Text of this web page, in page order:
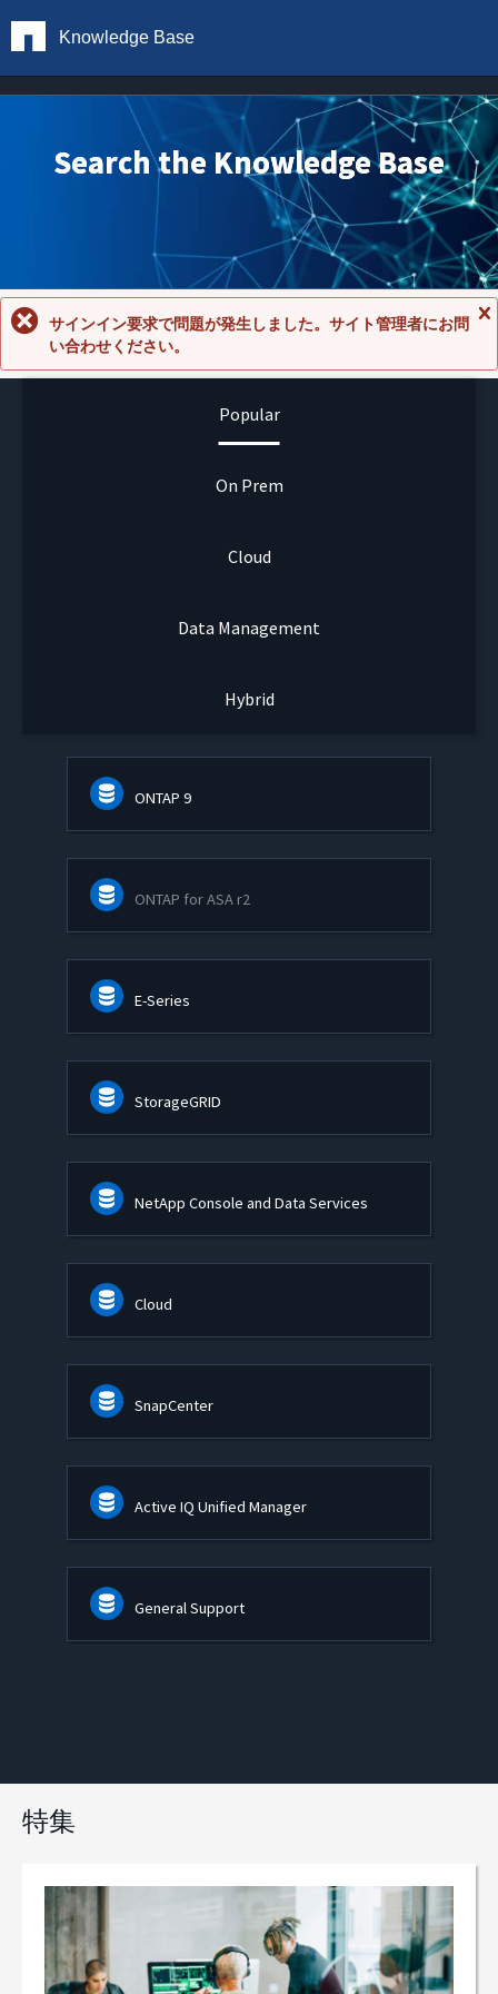
Knowledge Base
Search the Knowledge Base
セ
サインイン要求で問題が発生しました。サイト管理者にお問
い合わせください。
Popular
On Prem
Cloud
Data Management
Hybrid
ONTAP 9
ONTAP for ASA r2
E-Series
StorageGRID
NetApp Console and Data Services
Cloud
SnapCenter
Active IQ Unified Manager
General Support
特集